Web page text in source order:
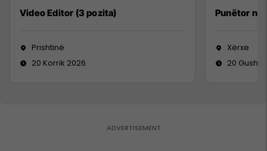
Video Editor (3 pozita)
Prishtinë
20 Korrik 2026
Punëtor në
Xërxe
20 Gusht